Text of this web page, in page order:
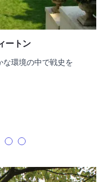
ートン
な環境の中で戦史を